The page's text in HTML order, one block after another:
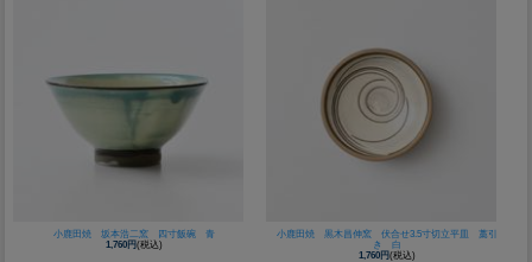
小鹿田焼 坂本浩二窯 四寸飯碗 青
1,760円(税込)
小鹿田焼 黒木昌伸窯 伏合せ3.5寸切立平皿 藁引
き 白
1,760円(税込)